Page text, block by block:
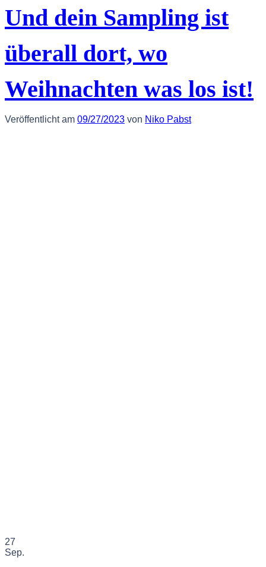
Und dein Sampling ist
überall dort, wo
Weihnachten was los ist!
Veröffentlicht am 09/27/2023 von Niko Pabst
27
Sep.